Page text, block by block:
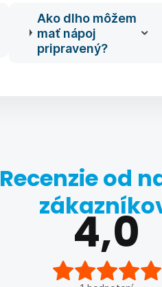
Ako dlho môžem
mať nápoj
pripravený?
Recenzie od
4,0